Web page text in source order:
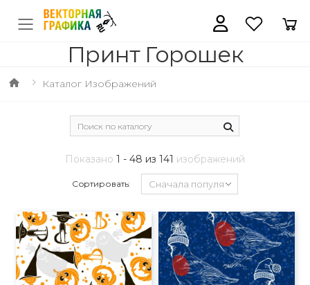
Принт Горошек
Каталог Изображений
Показано 1 - 48 из 141 изображений
Сортировать: